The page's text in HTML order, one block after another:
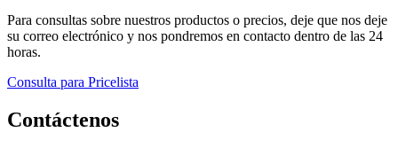
Para consultas sobre nuestros productos o precios, deje que nos deje
su correo electrónico y nos pondremos en contacto dentro de las 24
horas.
Consulta para Pricelista
Contáctenos